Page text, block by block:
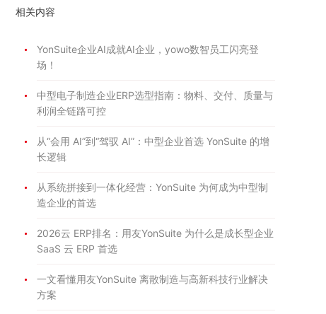
相关内容
YonSuite企业AI成就AI企业，yowo数智员工闪亮登
场！
中型电子制造企业ERP选型指南：物料、交付、质量与
利润全链路可控
从“会用 AI”到“驾驭 AI”：中型企业首选 YonSuite 的增
长逻辑
从系统拼接到一体化经营：YonSuite 为何成为中型制
造企业的首选
2026云 ERP排名：用友YonSuite 为什么是成长型企业
SaaS 云 ERP 首选
一文看懂用友YonSuite 离散制造与高新科技行业解决
方案